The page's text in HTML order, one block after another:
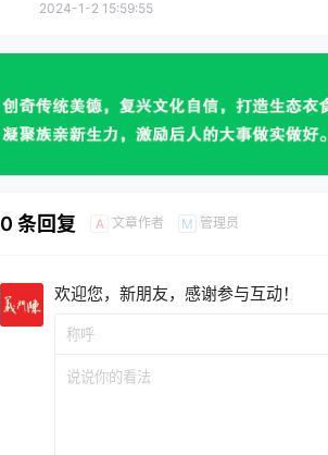
2024-1-2 15:59:55
0 条回复 A 文章作者 M 管理员
欢迎您，新朋友，感谢参与互动！